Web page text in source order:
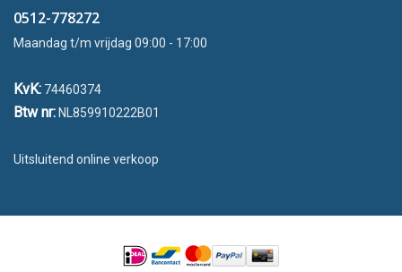
0512-778272
Maandag t/m vrijdag 09:00 - 17:00
KvK: 74460374
Btw nr: NL859910222B01
Uitsluitend online verkoop